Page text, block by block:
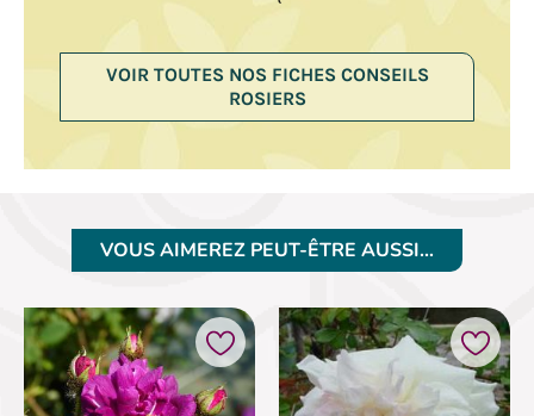
VOIR TOUTES NOS FICHES CONSEILS
ROSIERS
VOUS AIMEREZ PEUT-ÊTRE AUSSI…